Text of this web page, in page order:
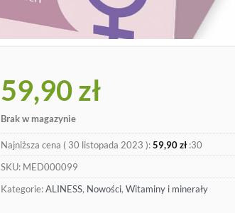
59,90zł
Brak w magazynie
Najniższa cena ( 30 listopada 2023 ):59,90zł :30
SKU: MED000099
Kategorie:ALINESS, Nowości, Witaminy i minerały